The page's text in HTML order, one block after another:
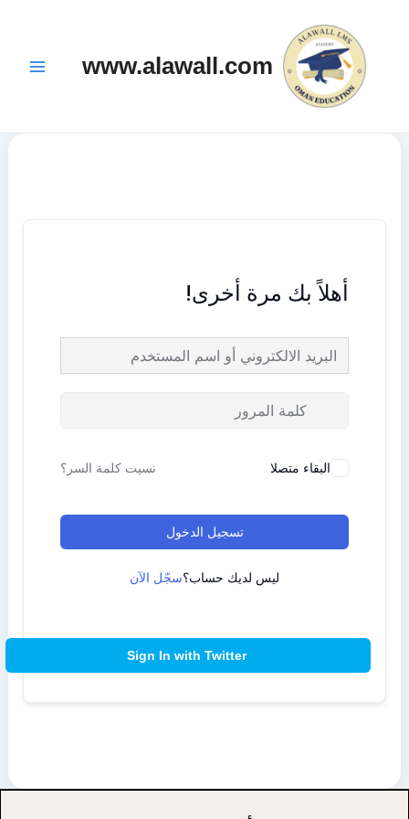
المحتوى
www.alawall.com
أهلاً بك مرة أخرى!
البقاء متصلا نسيت كلمة السر؟
تسجيل الدخول
ليس لديك حساب؟سجّل الآن
Sign In with Twitter